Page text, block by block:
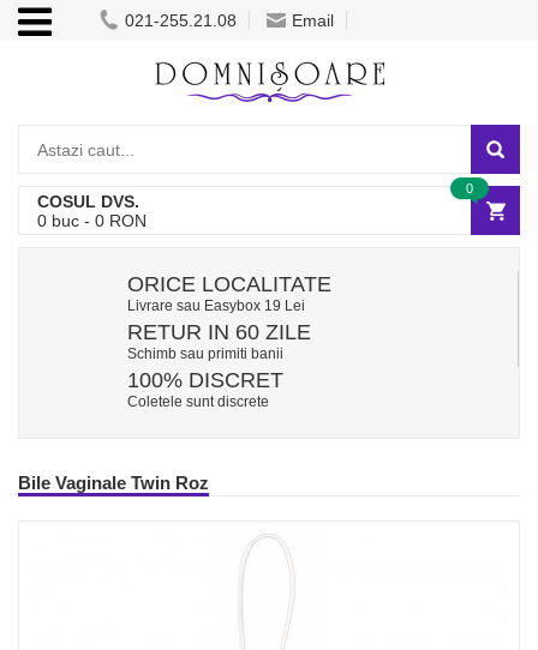
021-255.21.08 Email
COSUL DVS.
0 buc - 0 RON
0
ORICE LOCALITATE
Livrare sau Easybox 19 Lei
RETUR IN 60 ZILE
Schimb sau primiti banii
100% DISCRET
Coletele sunt discrete
Bile Vaginale Twin Roz